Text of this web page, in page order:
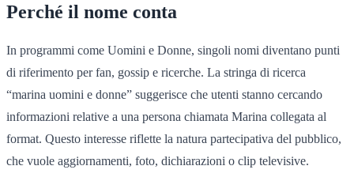
Perché il nome conta
In programmi come Uomini e Donne, singoli nomi diventano punti
di riferimento per fan, gossip e ricerche. La stringa di ricerca
“marina uomini e donne” suggerisce che utenti stanno cercando
informazioni relative a una persona chiamata Marina collegata al
format. Questo interesse riflette la natura partecipativa del pubblico,
che vuole aggiornamenti, foto, dichiarazioni o clip televisive.